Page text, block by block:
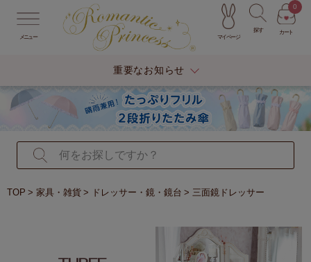
メニュー マイページ
探す カート
0
重要なお知らせ
TOP 家具・雑貨 ドレッサー・鏡・鏡台 三面鏡ドレッサー